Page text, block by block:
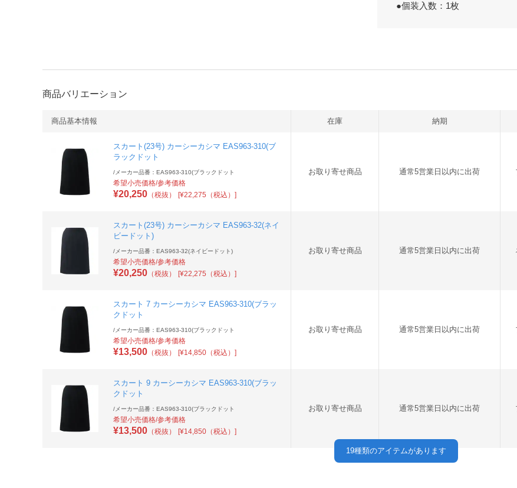
●個装入数：1枚
商品バリエーション
商品基本情報 在庫 納期
スカート(23号) カーシーカシマ EAS963-310(ブ
ラックドット
/ メーカー品番：EAS963-310(ブラックドット
希望小売価格/参考価格
¥20,250 （税抜） [¥22,275（税込）]
お取り寄せ商品 通常5営業日以内に出荷
スカート(23号) カーシーカシマ EAS963-32(ネイ
ビードット)
/ メーカー品番：EAS963-32(ネイビードット)
希望小売価格/参考価格
¥20,250 （税抜） [¥22,275（税込）]
お取り寄せ商品 通常5営業日以内に出荷
スカート 7 カーシーカシマ EAS963-310(ブラッ
クドット
/ メーカー品番：EAS963-310(ブラックドット
希望小売価格/参考価格
¥13,500 （税抜） [¥14,850（税込）]
お取り寄せ商品 通常5営業日以内に出荷
スカート 9 カーシーカシマ EAS963-310(ブラッ
クドット
/ メーカー品番：EAS963-310(ブラックドット
希望小売価格/参考価格
¥13,500 （税抜） [¥14,850（税込）]
お取り寄せ商品 通常5営業日以内に出荷
19種類のアイテムがあります